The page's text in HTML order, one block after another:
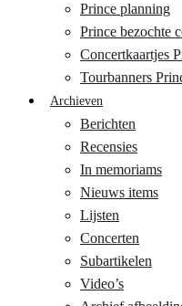
Prince planning
Prince bezochte
Concertkaartjes
Tourbanners
Archieven
Berichten
Recensies
In memoriams
Nieuws items
Lijsten
Concerten
Subartikelen
Video’s